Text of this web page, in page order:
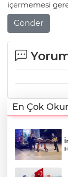
içermemesi
Gönder
En Çok